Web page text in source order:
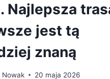
Najlepsza
jest tą
znaną
Nowak 20 maja 2026